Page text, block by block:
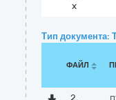
x
Тип документа:
ФАЙЛ
2.